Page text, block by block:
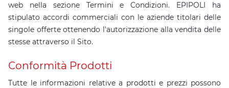
web nella sezione Termini e Condizioni. EPIPOLI ha
stipulato accordi commerciali con le aziende titolari delle
singole offerte ottenendo l'autorizzazione alla vendita delle
stesse attraverso il Sito.
Conformità Prodotti
Tutte le informazioni relative a prodotti e prezzi possono